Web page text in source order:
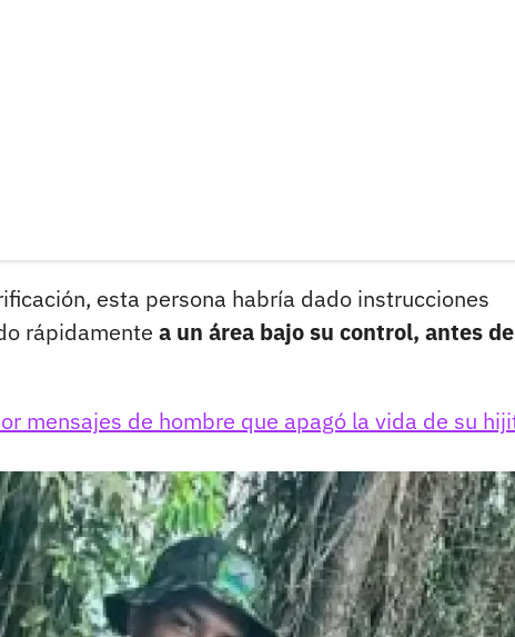
esta persona habría dado instrucciones
rápidamente a un área bajo su control, antes
mensajes de hombre que apagó la vida de su